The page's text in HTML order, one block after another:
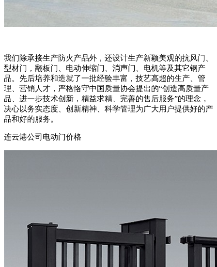
我们除承接生产防火产品外，还设计生产新颖美观的抗风门、
型材门，翻板门、电动伸缩门、消声门、电机等及其它钢产
品。先后培养和造就了一批经验丰富，技艺高超的生产、管
理、营销人才，严格恪守中国质量协会提出的“创造高质量产
品、进一步技术创新，精益求精、完善的售后服务”的理念，
决心以务实态度、创新精神、科学管理为广大用户提供好的产
品和好的服务。
连云港公司电动门价格